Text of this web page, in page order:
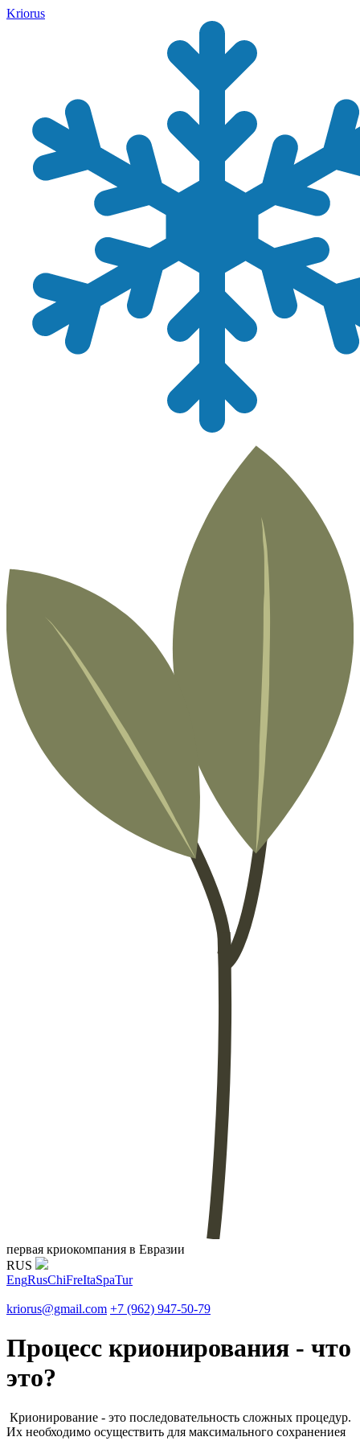
Kriorus
первая криокомпания в Евразии
RUS
EngRusChiFreItaSpaTur
kriorus@gmail.com +7 (962) 947-50-79
Процесс крионирования - что
это?
Крионирование - это последовательность сложных процедур.
Их необходимо осуществить для максимального сохранениея